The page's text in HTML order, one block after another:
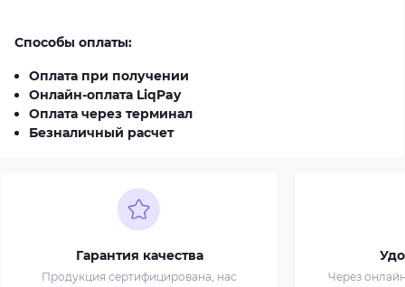
Способы оплаты:
Оплата при получении
Онлайн-оплата LiqPay
Оплата через терминал
Безналичный расчет
Гарантия качества
Продукция сертифицирована, нас
Через